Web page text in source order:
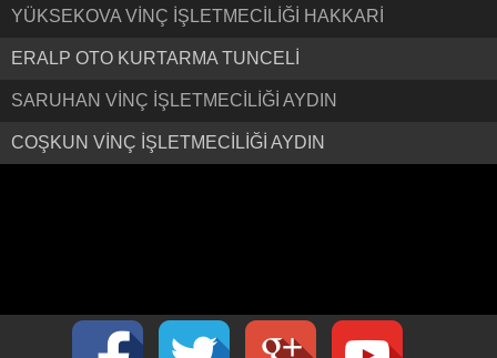
YÜKSEKOVA VİNÇ İŞLETMECİLİĞİ HAKKARİ
ERALP OTO KURTARMA TUNCELİ
SARUHAN VİNÇ İŞLETMECİLİĞİ AYDIN
COŞKUN VİNÇ İŞLETMECİLİĞİ AYDIN